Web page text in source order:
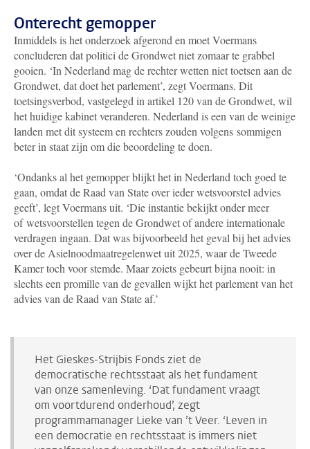
Onterecht gemopper
Inmiddels is het onderzoek afgerond en moet Voermans
concluderen dat politici de Grondwet niet zomaar te grabbel
gooien. ‘In Nederland mag de rechter wetten niet toetsen aan de
Grondwet, dat doet het parlement’, zegt Voermans. Dit
toetsingsverbod, vastgelegd in artikel 120 van de Grondwet, wil
het huidige kabinet veranderen. Nederland is een van de weinige
landen met dit systeem en rechters zouden volgens sommigen
beter in staat zijn om die beoordeling te doen.
‘Ondanks al het gemopper blijkt het in Nederland toch goed te
gaan, omdat de Raad van State over ieder wetsvoorstel advies
geeft’, legt Voermans uit. ‘Die instantie bekijkt onder meer
ofwetsvoorstellen tegen de Grondwet of andere internationale
verdragen ingaan. Dat was bijvoorbeeld het geval bij het advies
over de Asielnoodmaatregelenwet uit 2025, waar de Tweede
Kamer toch voor stemde. Maar zoiets gebeurt bijna nooit: in
slechts een promille van de gevallen wijkt het parlement van het
advies van de Raad van State af.’
Het Gieskes-Strijbis Fonds ziet de
democratische rechtsstaat als het fundament
van onze samenleving. ‘Dat fundament vraagt
om voortdurend onderhoud’, zegt
programmamanager Lieke van ’t Veer. ‘Leven in
een democratie en rechtsstaat is immers niet